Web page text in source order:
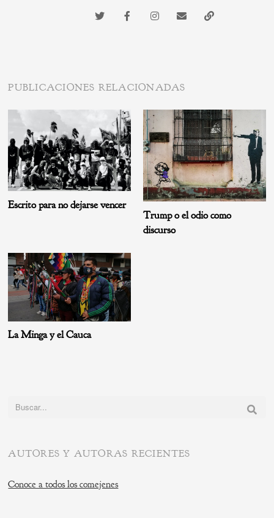
PUBLICACIONES RELACIONADAS
Escrito para no dejarse vencer
Trump o el odio como
discurso
La Minga y el Cauca
Buscar:
AUTORES Y AUTORAS RECIENTES
Conoce a todos los comejenes